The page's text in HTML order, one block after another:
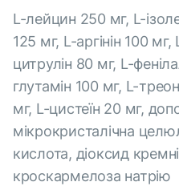
L-лейцин 250 мг, L-
125 мг, L-аргінін 100
цитрулін 80 мг, L-
глутамін 100 мг, L-
мг, L-цистеїн 20 мг,
мiкрокристалiчна
кислота, дiоксид
кроскармелоза натрiю